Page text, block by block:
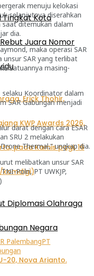
Tingkat Kota
Juara Nomor
Diplomasi Olahraga
Negara
menuju kelokasi
selanjutnya diserahkan
saat ditemukan dalam
dia.
maka operasi SAR
SAR yang terlibat
satuannya masing-
selaku Koordinator dalam
SAR Gabungan menjadi
darat dengan cara ESAR
SRU 2 melakukan
Thermal,” ungkap dia.
melibatkan unsur SAR
Polri, PT UWKJP,
PalembangPT